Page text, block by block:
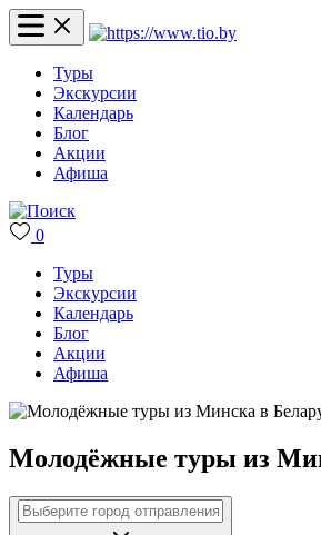
Туры
Экскурсии
Календарь
Блог
Акции
Афиша
0
Туры
Экскурсии
Календарь
Блог
Акции
Афиша
Молодёжные туры из